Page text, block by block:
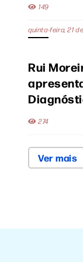
149
quinta-feira, 21
Rui
274
Ver mais